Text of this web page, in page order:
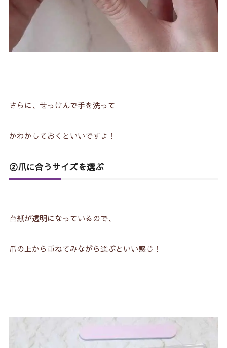
さらに、せっけんで手を洗って
かわかしておくといいですよ！
②爪に合うサイズを選ぶ
台紙が透明になっているので、
爪の上から重ねてみながら選ぶといい感じ！